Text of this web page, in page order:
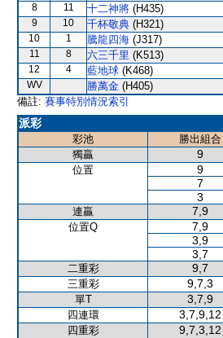
8
11 十二神將 (H435)
9
10 千杯敬典 (H321)
10
1 騰龍四海 (J317)
11
8 六三千里 (K513)
12
4 藍地球 (K468)
WV
勝萬金 (H405)
備註: 賽事特別情況索引
派彩
彩池 勝出組合
獨贏
9
位置 9
7
3
連贏 7,9
位置Q 7,9
3,9
3,7
二重彩 9,7
三重彩 9,7,3
單T 3,7,9
四連環 3,7,9,12
四重彩 9,7,3,12